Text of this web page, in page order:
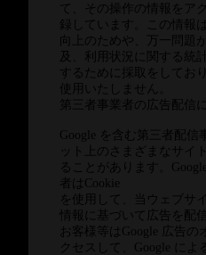
て、その操作の情報をア
録しています。この情報
向上のためや、万一問題
及、利用状況に関する統
するために採取をしてお
使用いたしません。
第三者事業者の広告配信
Google を含む第三者配信
ット上のさまざまなサイ
ることがあります。
者はCookie
を使用して、当ウェブサ
情報に基づいて広告を配
お客様等はGoogle 広告の
クセスして、Google によ